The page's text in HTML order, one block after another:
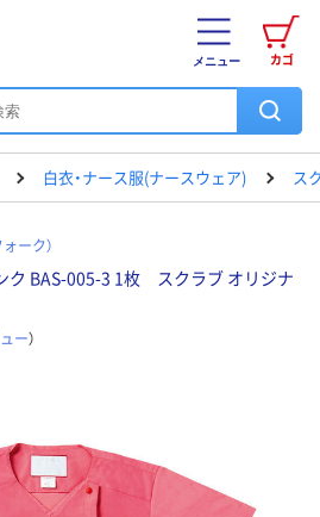
カゴ
メニュー
白衣・ナース服(ナースウェア) ス
ーク）
ク BAS-005-3 1枚 スクラブ オリジナ
ー）